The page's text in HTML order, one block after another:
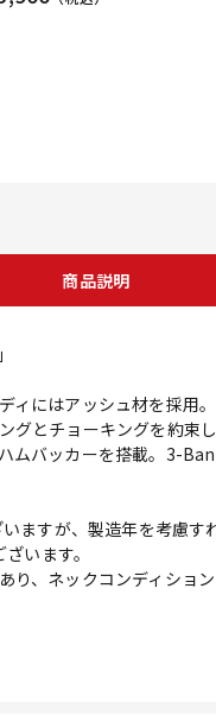
商品説明
にはアッシュ材を採用
とチョーキングを約束
バッカーを搭載。3-
ますが、製造年を考慮
います。
、ネックコンディショ